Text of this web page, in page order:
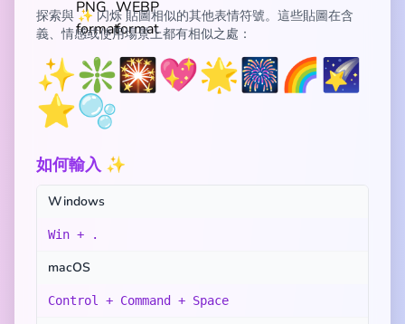
探索與 ✨ 闪烁 貼圖相似的其他表情符號。這些貼圖在含
義、情感或使用場景上都有相似之處：
✨❇️🎇💖🌟🎆🌈🌠
⭐🫧
如何輸入 ✨
Windows
Win + .
macOS
Control + Command + Space